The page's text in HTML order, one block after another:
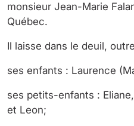
monsieur Jean-Marie
Québec.
Il laisse dans le deuil,
ses enfants : Laurence
ses petits-enfants :
et Leon;